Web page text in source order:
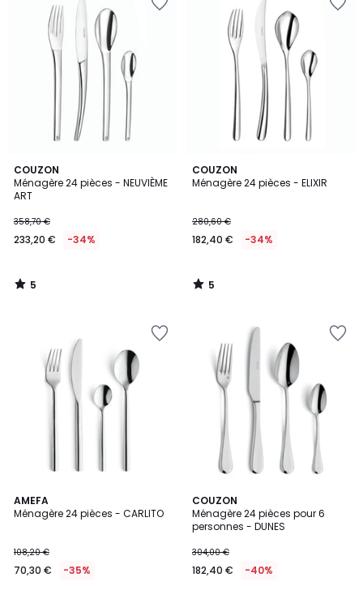
COUZON
Ménagère 24 pièces - NEUVIÈME
ART
358,70 €
233,20 € -34%
5
/
5
5
/
COUZON
Ménagère 24 pièces - ELIXIR
280,60 €
182,40 € -34%
5
/
5
/
AMEFA
Ménagère 24 pièces - CARLITO
108,20 €
70,30 € -35%
3,2
/ 5
COUZON
Ménagère 24 pièces pour 6
personnes - DUNES
304,00 €
182,40 € -40%
5
/
5